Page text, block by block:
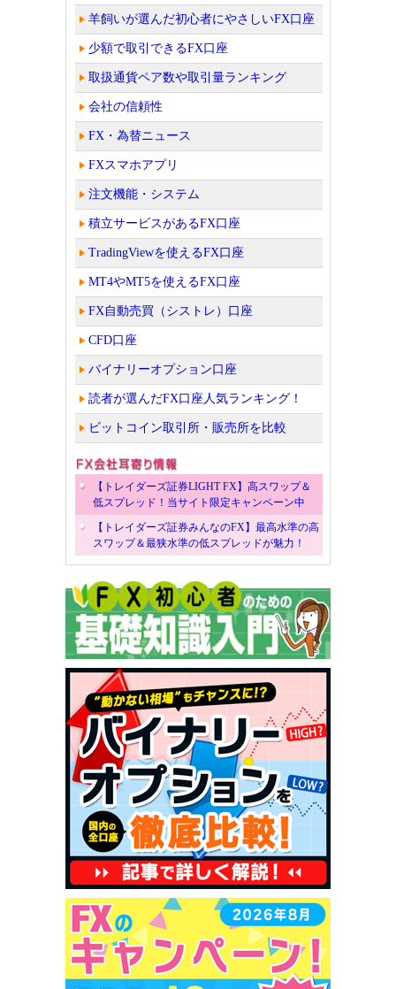
羊飼いが選んだ初心者にやさしいFX口座
少額で取引できるFX口座
取扱通貨ペア数や取引量ランキング
会社の信頼性
FX・為替ニュース
FXスマホアプリ
注文機能・システム
積立サービスがあるFX口座
TradingViewを使えるFX口座
MT4やMT5を使えるFX口座
FX自動売買（シストレ）口座
CFD口座
バイナリーオプション口座
読者が選んだFX口座人気ランキング！
ビットコイン取引所・販売所を比較
【トレイダーズ証券LIGHT FX】高スワップ＆
低スプレッド！当サイト限定キャンペーン中
【トレイダーズ証券みんなのFX】最高水準の高
スワップ＆最狭水準の低スプレッドが魅力！